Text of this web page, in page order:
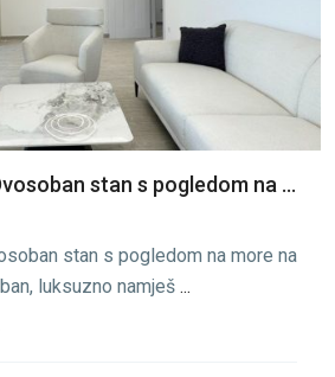
stan s pogledom na ...
stan s pogledom na more na
luksuzno namješ ...